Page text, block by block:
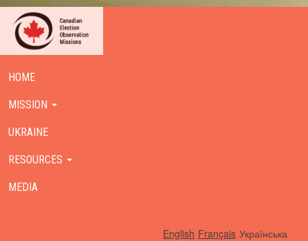
HOME
MISSION
UKRAINE
RESOURCES
MEDIA
Українська
Français
English